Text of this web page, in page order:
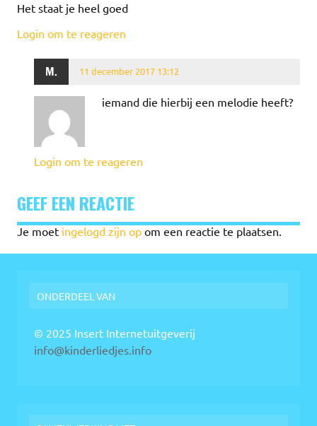
Het staat je heel goed
Login om te reageren
M. 11 december 2017 13:12
iemand die hierbij een melodie heeft?
Login om te reageren
GEEF EEN REACTIE
Je moet ingelogd zijn op om een reactie te plaatsen.
ONDERDEEL VAN
© 2025 Insert Internetuitgeverij
info@kinderliedjes.info